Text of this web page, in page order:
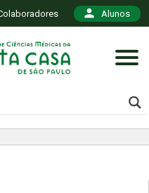
Alunos